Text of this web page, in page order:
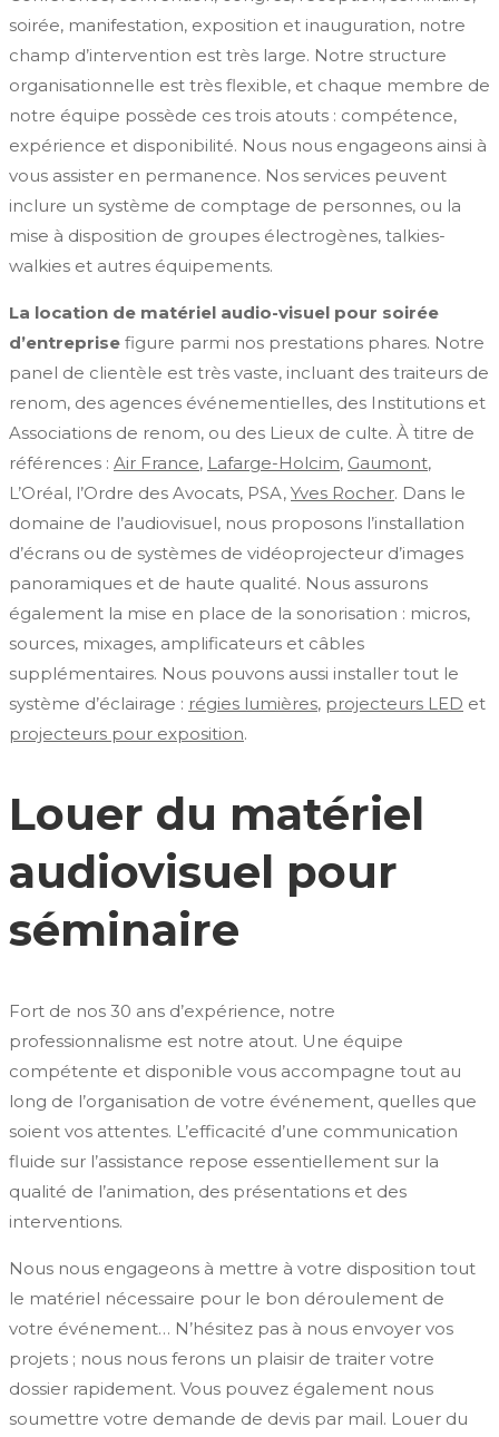
soirée, manifestation, exposition et inauguration, notre
champ d’intervention est très large. Notre structure
organisationnelle est très flexible, et chaque membre de
notre équipe possède ces trois atouts : compétence,
expérience et disponibilité. Nous nous engageons ainsi à
vous assister en permanence. Nos services peuvent
inclure un système de comptage de personnes, ou la
mise à disposition de groupes électrogènes, talkies-
walkies et autres équipements.
La location de matériel audio-visuel pour soirée
d’entreprise figure parmi nos prestations phares. Notre
panel de clientèle est très vaste, incluant des traiteurs de
renom, des agences événementielles, des Institutions et
Associations de renom, ou des Lieux de culte. À titre de
références : Air France, Lafarge-Holcim, Gaumont,
L’Oréal, l’Ordre des Avocats, PSA, Yves Rocher. Dans le
domaine de l’audiovisuel, nous proposons l’installation
d’écrans ou de systèmes de vidéoprojecteur d’images
panoramiques et de haute qualité. Nous assurons
également la mise en place de la sonorisation : micros,
sources, mixages, amplificateurs et câbles
supplémentaires. Nous pouvons aussi installer tout le
système d’éclairage : régies lumières, projecteurs LED et
projecteurs pour exposition.
Louer du matériel
audiovisuel pour
séminaire
Fort de nos 30 ans d’expérience, notre
professionnalisme est notre atout. Une équipe
compétente et disponible vous accompagne tout au
long de l’organisation de votre événement, quelles que
soient vos attentes. L’efficacité d’une communication
fluide sur l’assistance repose essentiellement sur la
qualité de l’animation, des présentations et des
interventions.
Nous nous engageons à mettre à votre disposition tout
le matériel nécessaire pour le bon déroulement de
votre événement… N’hésitez pas à nous envoyer vos
projets ; nous nous ferons un plaisir de traiter votre
dossier rapidement. Vous pouvez également nous
soumettre votre demande de devis par mail. Louer du